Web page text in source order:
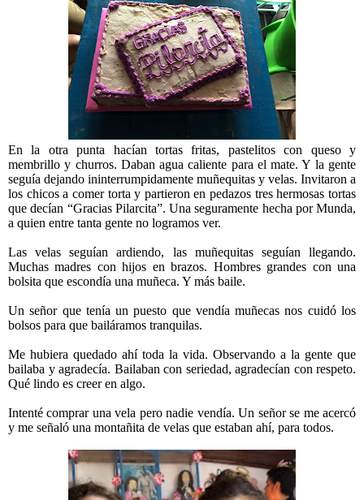
En la otra punta hacían tortas fritas, pastelitos con queso y
membrillo y churros. Daban agua caliente para el mate. Y la gente
seguía dejando ininterrumpidamente muñequitas y velas. Invitaron a
los chicos a comer torta y partieron en pedazos tres hermosas tortas
que decían “Gracias Pilarcita”. Una seguramente hecha por Munda,
a quien entre tanta gente no logramos ver.
Las velas seguían ardiendo, las muñequitas seguían llegando.
Muchas madres con hijos en brazos. Hombres grandes con una
bolsita que escondía una muñeca. Y más baile.
Un señor que tenía un puesto que vendía muñecas nos cuidó los
bolsos para que bailáramos tranquilas.
Me hubiera quedado ahí toda la vida. Observando a la gente que
bailaba y agradecía. Bailaban con seriedad, agradecían con respeto.
Qué lindo es creer en algo.
Intenté comprar una vela pero nadie vendía. Un señor se me acercó
y me señaló una montañita de velas que estaban ahí, para todos.